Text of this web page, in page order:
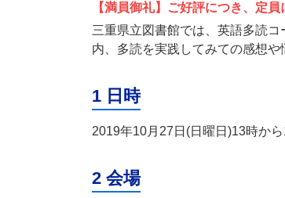
【満員御礼】ご好評につき、定
三重県立図書館では、英語多読
内、多読を実践してみての感想
1 日時
2019年10月27日(日曜日)13時か
2 会場